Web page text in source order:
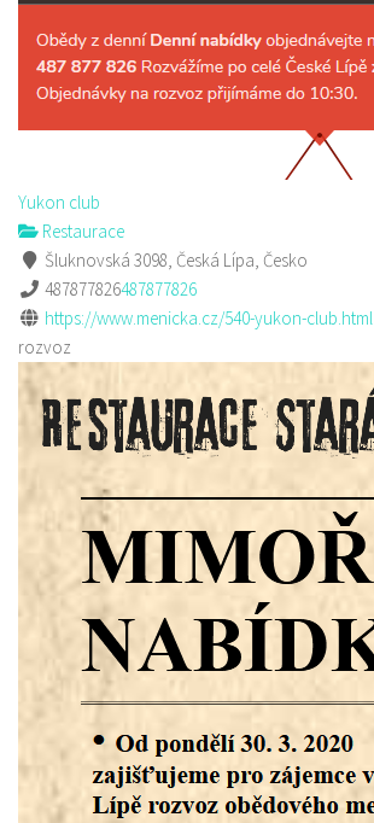
Yukon club
Restaurace
Šluknovská 3098, Česká Lípa, Česko
487877826487877826
https://www.menicka.cz/540-yukon-club.html
rozvoz